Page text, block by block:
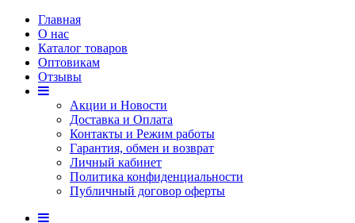
Главная
О нас
Каталог товаров
Оптовикам
Отзывы
Акции и Новости
Доставка и Оплата
Контакты и Режим работы
Гарантия, обмен и возврат
Личный кабинет
Политика конфиденциальности
Публичный договор оферты